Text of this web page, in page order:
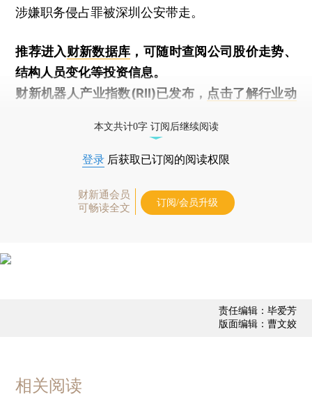
涉嫌职务侵占罪被深圳公安带走。
推荐进入财新数据库 ，可随时查阅公司股价走势、
结构人员变化等投资信息。
财新机器人产业指数(RII)已发布， 点击了解行业动
本文共计0字 订阅后继续阅读
登录 后获取已订阅的阅读权限
财新通会员
可畅读全文
订阅/会员升级
责任编辑：毕爱芳
版面编辑：曹文姣
相关阅读